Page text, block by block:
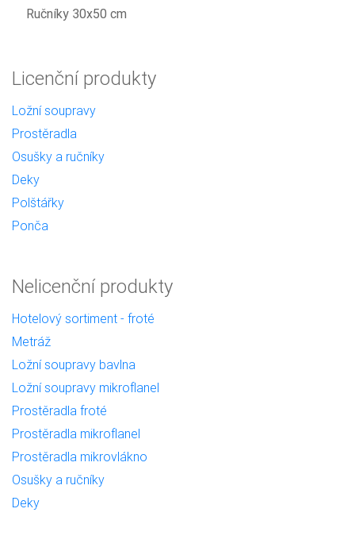
Ručníky 30x50 cm
Licenční produkty
Ložní soupravy
Prostěradla
Osušky a ručníky
Deky
Polštářky
Ponča
Nelicenční produkty
Hotelový sortiment - froté
Metráž
Ložní soupravy bavlna
Ložní soupravy mikroflanel
Prostěradla froté
Prostěradla mikroflanel
Prostěradla mikrovlákno
Osušky a ručníky
Deky